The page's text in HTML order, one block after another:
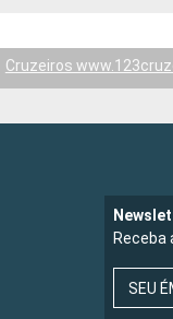
Cruzeiros
SEU